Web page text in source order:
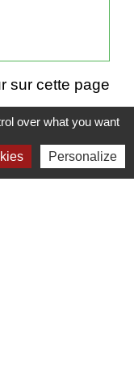
sur cette page
over what you want
Personalize